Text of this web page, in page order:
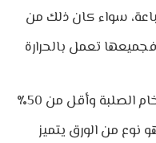
سواء كان ذلك من
ورق السبلميشن مخصص للمواد الخام الصلبة وأقل من 50٪
نوع من الورق يتميز